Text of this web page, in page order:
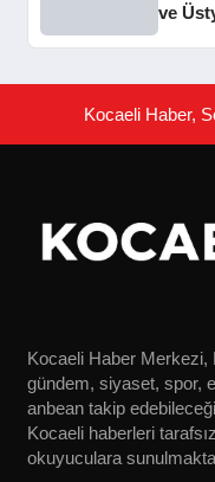
ve
Kocaeli Haber,
Kocaeli Haber Merkezi,
gündem, siyaset, spor,
anbean takip
Kocaeli haberleri
okuyuculara